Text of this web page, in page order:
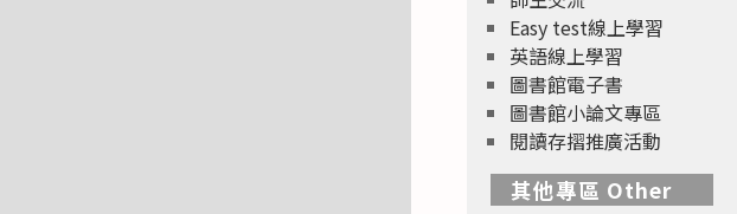
Easy test線上學習
英語線上學習
圖書館電子書
圖書館小論文專區
閱讀存摺推廣活動
其他專區 Other